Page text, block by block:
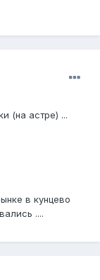
(на астре) ...
в кунцево
....